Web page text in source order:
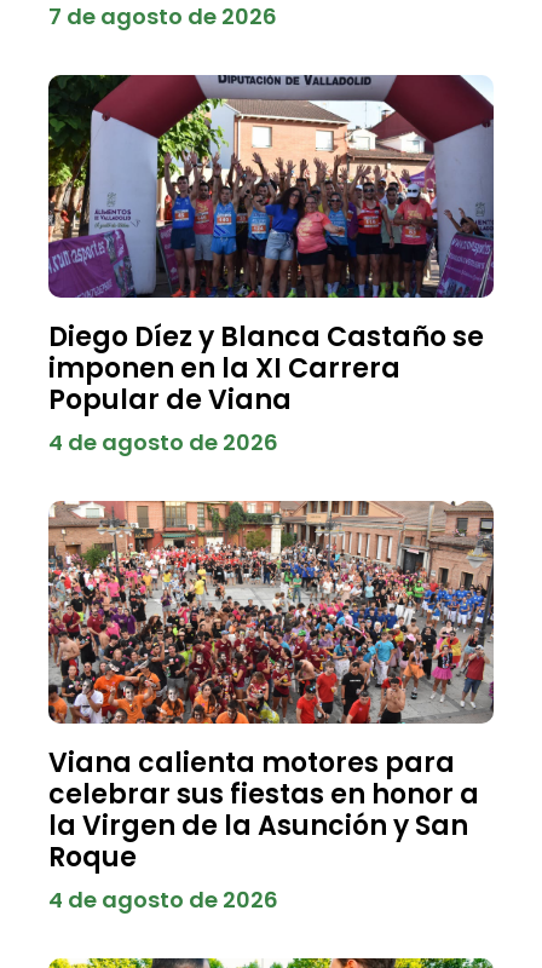
7 de agosto de 2026
Diego Díez y Blanca Castaño se
imponen en la XI Carrera
Popular de Viana
4 de agosto de 2026
Viana calienta motores para
celebrar sus fiestas en honor a
la Virgen de la Asunción y San
Roque
4 de agosto de 2026